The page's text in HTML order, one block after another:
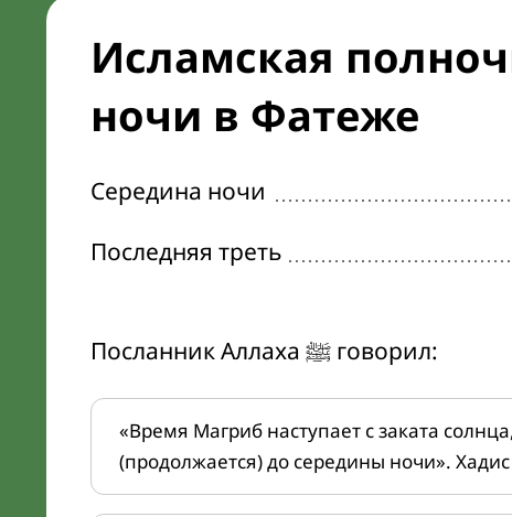
Исламская
ночи в Фатеже
Середина ночи
Последняя треть
Посланник Аллаха ﷺ говорил:
«Время Магриб наступает с заката
(продолжается) до середины ночи».